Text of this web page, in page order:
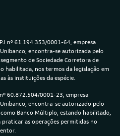
nº 61.194.353/0001-64, empresa
encontra-se autorizada pelo
de Sociedade Corretora de
habilitada, nos termos da legislação em
às instituições da espécie.
60.872.504/0001-23, empresa
encontra-se autorizado pelo
Banco Múltiplo, estando habilitado,
praticar as operações permitidas no